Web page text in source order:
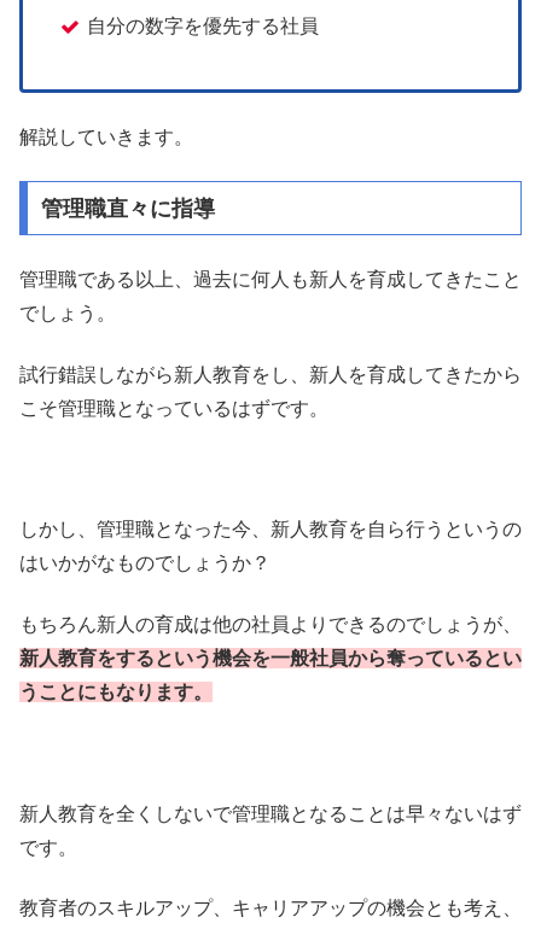
自分の数字を優先する社員
解説していきます。
管理職直々に指導
管理職である以上、過去に何人も新人を育成してきたこと
でしょう。
試行錯誤しながら新人教育をし、新人を育成してきたから
こそ管理職となっているはずです。
しかし、管理職となった今、新人教育を自ら行うというの
はいかがなものでしょうか？
もちろん新人の育成は他の社員よりできるのでしょうが、
新人教育をするという機会を一般社員から奪っているとい
うことにもなります。
新人教育を全くしないで管理職となることは早々ないはず
です。
教育者のスキルアップ、キャリアアップの機会とも考え、